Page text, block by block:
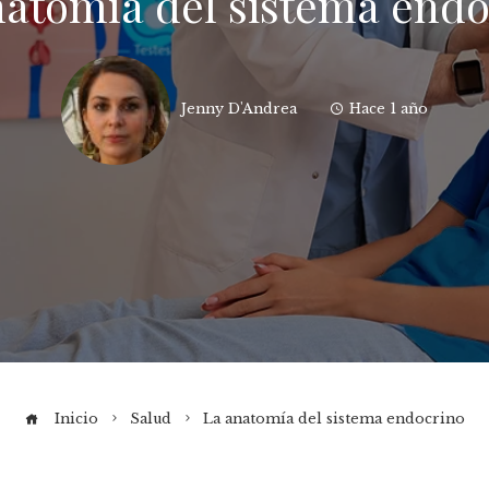
Jenny D'Andrea Hace 1 año
Inicio Salud La anatomía del sistema endocrino